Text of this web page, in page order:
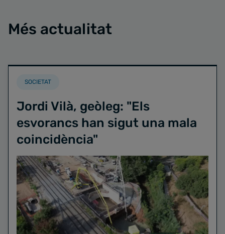
Més actualitat
SOCIETAT
Jordi Vilà, geòleg: "Els
esvorancs han sigut una mala
coincidència"